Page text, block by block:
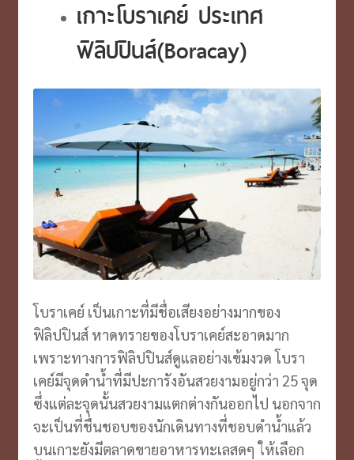
เกาะโบราเคย์ ประเทศ
ฟิลิปปินส์(Boracay)
โบราเคย์ เป็นเกาะที่มีชื่อเสียงอย่างมากของ
ฟิลิปปินส์ หาดทรายของโบราเคย์สะอาดมาก
เพราะทางการฟิลิปปินส์ดูแลอย่างเข้มงวด โบรา
เคย์มีจุดดำน้ำที่มีปะการังอันสวยงามอยู่กว่า 25 จุด
ซึ่งแต่ละจุดนั้นสวยงามแตกต่างกันออกไป นอกจาก
จะเป็นที่ชื่นชอบของนักเดินทางที่ชอบดำน้ำแล้ว
บนเกาะยังมีตลาดขายอาหารทะเลสดๆ ให้เลือก